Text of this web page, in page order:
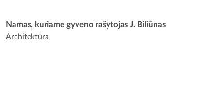
Namas, kuriame gyveno rašytojas J. Biliūnas
Architektūra